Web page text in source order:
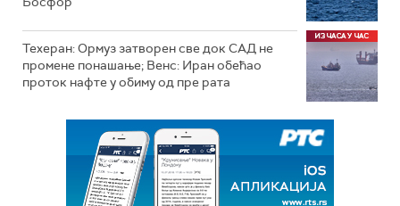
Техеран: Ормуз затворен све док САД не
промене понашање; Венс: Иран обећао
проток нафте у обиму од пре рата